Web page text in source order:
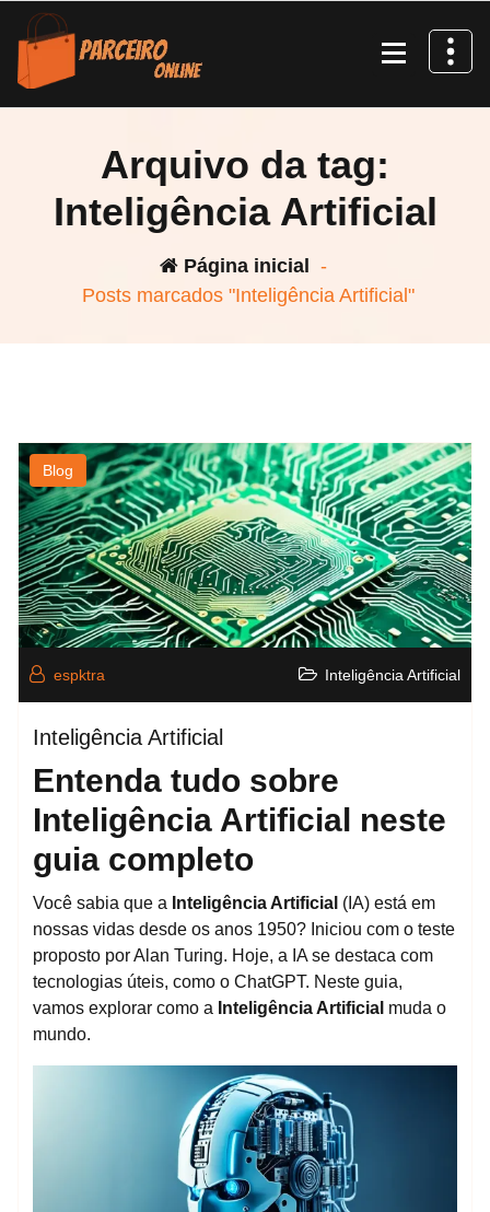
Pular
para
conteúdo
Arquivo da tag:
Inteligência Artificial
Página inicial
-
Posts marcados "Inteligência Artificial"
Blog
espktra Inteligência Artificial
Inteligência Artificial
Entenda tudo sobre
Inteligência Artificial neste
guia completo
Você sabia que a Inteligência Artificial (IA) está em
nossas vidas desde os anos 1950? Iniciou com o teste
proposto por Alan Turing. Hoje, a IA se destaca com
tecnologias úteis, como o ChatGPT. Neste guia,
vamos explorar como a Inteligência Artificial muda o
mundo.